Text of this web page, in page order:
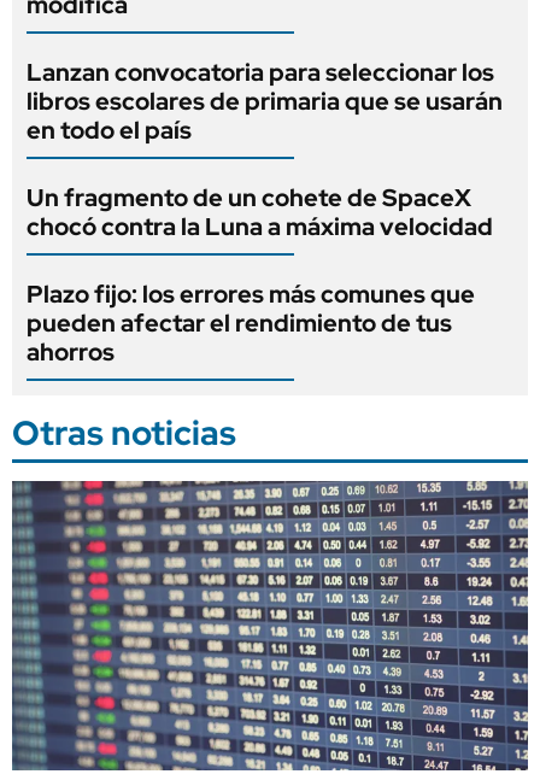
Lanzan convocatoria para seleccionar los
libros escolares de primaria que se usarán
en todo el país
Un fragmento de un cohete de SpaceX
chocó contra la Luna a máxima velocidad
Plazo fijo: los errores más comunes que
pueden afectar el rendimiento de tus
ahorros
Otras noticias